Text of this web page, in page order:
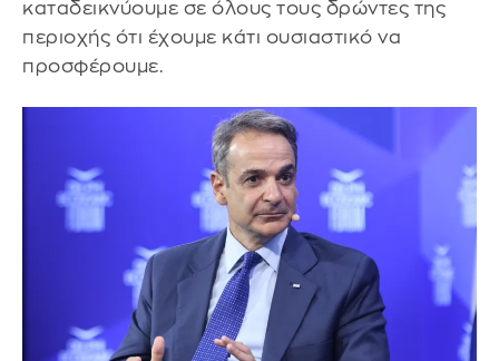
καταδεικνύουμε σε όλους τους δρώντες της
περιοχής ότι έχουμε κάτι ουσιαστικό να
προσφέρουμε.